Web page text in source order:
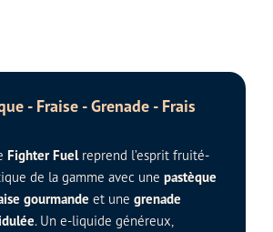
- Fraise - Grenade - Frais
Fighter Fuelreprend l’esprit fruité-
de la gamme avec une pastèque
gourmande et une grenade
. Un e-liquide généreux,